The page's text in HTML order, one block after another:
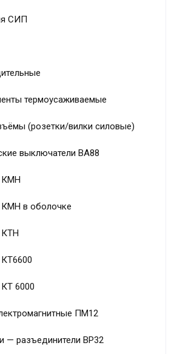
СИП
термоусаживаемые
(розетки/вилки силовые)
выключатели ВА88
КМН
КМН в оболочке
КТН
6000
ПМ12
— разъединители ВР32